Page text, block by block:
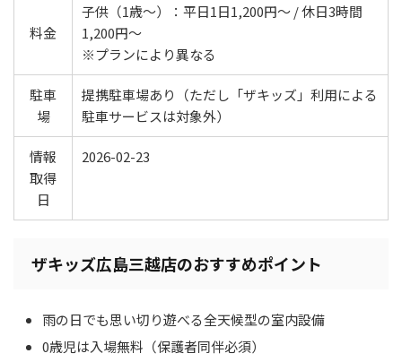
料金
子供（1歳～）：平日1日1,200円～ / 休日3時間
1,200円～
※プランにより異なる
駐車
場
提携駐車場あり（ただし「ザキッズ」利用による
駐車サービスは対象外）
情報
取得
日
2026-02-23
ザキッズ広島三越店のおすすめポイント
雨の日でも思い切り遊べる全天候型の室内設備
0歳児は入場無料（保護者同伴必須）